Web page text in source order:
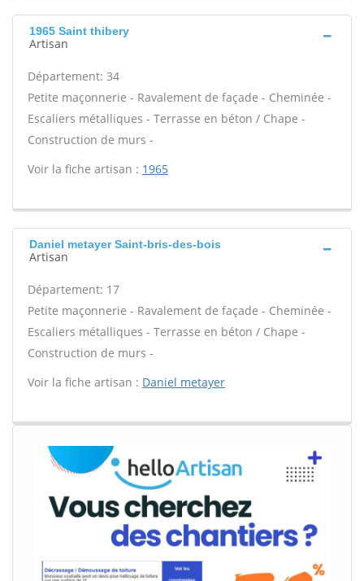
1965 Saint thibery
Artisan
Département: 34
Petite maçonnerie - Ravalement de façade - Cheminée -
Escaliers métalliques - Terrasse en béton / Chape -
Construction de murs -
Voir la fiche artisan : 1965
Daniel metayer Saint-bris-des-bois
Artisan
Département: 17
Petite maçonnerie - Ravalement de façade - Cheminée -
Escaliers métalliques - Terrasse en béton / Chape -
Construction de murs -
Voir la fiche artisan : Daniel metayer